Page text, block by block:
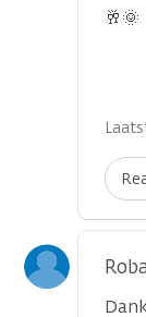
🥂🌞